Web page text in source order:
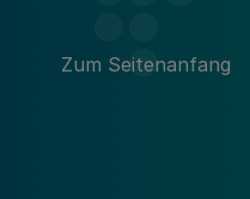
Zum Seitenanfang